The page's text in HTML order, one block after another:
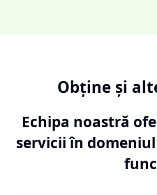
Obține și
Echipa noastră
servicii în